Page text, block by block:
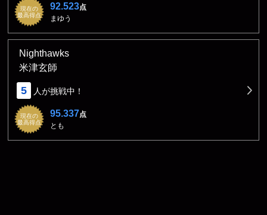
現在の
最高得点
92.523点
まゆう
Nighthawks
米津玄師
5 人が挑戦中！
現在の
最高得点
95.337点
とも